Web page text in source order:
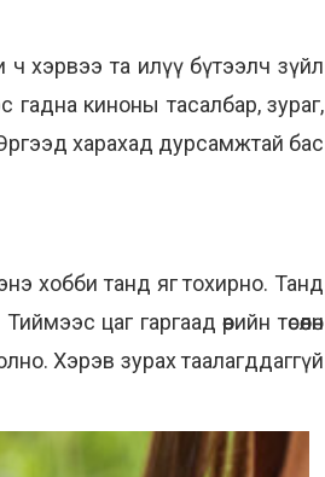
ч хэрвээ та илүү бүтээлч зүйл
гадна киноны тасалбар, зураг,
харахад дурсамжтай бас
хобби танд яг тохирно. Танд
цаг гаргаад өөрийн төсөөлөн
Хэрэв зурах таалагддаггүй